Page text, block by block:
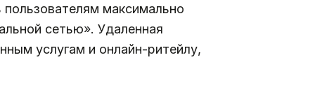
максимально
сетью». Удаленная
услугам и онлайн-ритейлу,